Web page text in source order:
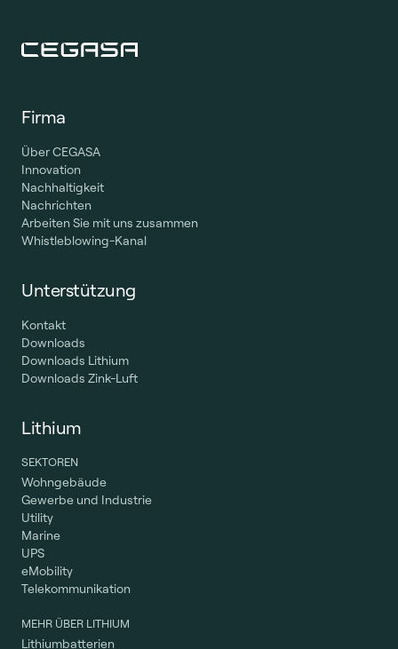
Firma
Über CEGASA
Innovation
Nachhaltigkeit
Nachrichten
Arbeiten Sie mit uns zusammen
Whistleblowing-Kanal
Unterstützung
Kontakt
Downloads
Downloads Lithium
Downloads Zink-Luft
Lithium
SEKTOREN
Wohngebäude
Gewerbe und Industrie
Utility
Marine
UPS
eMobility
Telekommunikation
MEHR ÜBER LITHIUM
Lithiumbatterien